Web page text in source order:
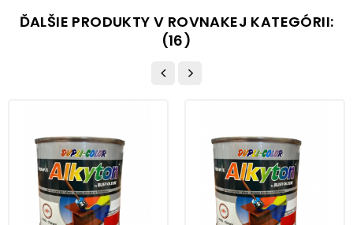
ĎALŠIE PRODUKTY V ROVNAKEJ KATEGÓRII:
(16)